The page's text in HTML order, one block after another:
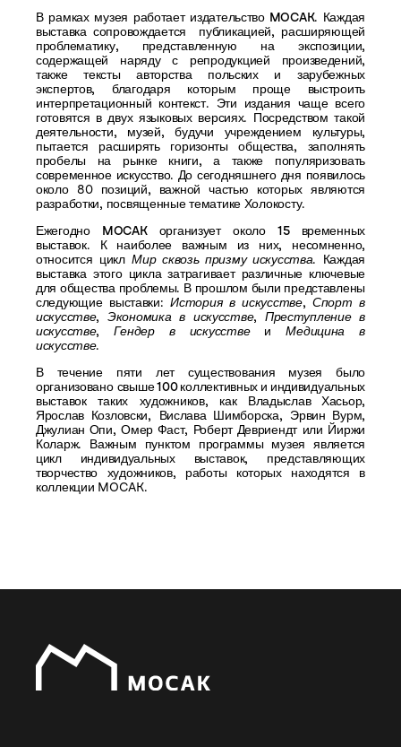
В рамках музея работает издательство MOCAK. Каждая
выставка сопровождается публикацией, расширяющей
проблематику, представленную на экспозиции,
содержащей наряду с репродукцией произведений,
также тексты авторства польских и зарубежных
экспертов, благодаря которым проще выстроить
интерпретационный контекст. Эти издания чаще всего
готовятся в двух языковых версиях. Посредством такой
деятельности, музей, будучи учреждением культуры,
пытается расширять горизонты общества, заполнять
пробелы на рынке книги, а также популяризовать
современное искусство. До сегодняшнего дня появилось
около 80 позиций, важной частью которых являются
разработки, посвященные тематике Холокосту.
Ежегодно MOCAK организует около 15 временных
выставок. К наиболее важным из них, несомненно,
относится циклМир сквозь призму искусства. Каждая
выставка этого цикла затрагивает различные ключевые
для общества проблемы. В прошлом были представлены
следующие выставки:История в искусстве,Спорт в
искусстве,Экономика в искусстве, Преступление в
искусстве,Гендер в искусствеиМедицина в
искусстве.
В течение пяти лет существования музея было
организовано свыше100 коллективных и индивидуальных
выставоктаких художников, как Владыслав Хасьор,
Ярослав Козловски, Вислава Шимборска, Эрвин Вурм,
Джулиан Опи,Омер Фаст, Роберт Девриендтили Йиржи
Коларж. Важным пунктом программы музея является
цикл индивидуальных выставок, представляющих
творчество художников, работы которых находятся в
коллекции MOCAK.